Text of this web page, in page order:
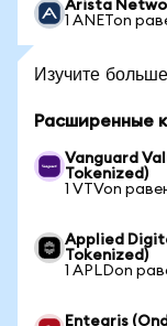
Arista
1 ANETon
Изучите
Расширенные
Vanguard
Tokenized)
1 VTVon
Applied
Tokenized)
1 APLDon
Entegris